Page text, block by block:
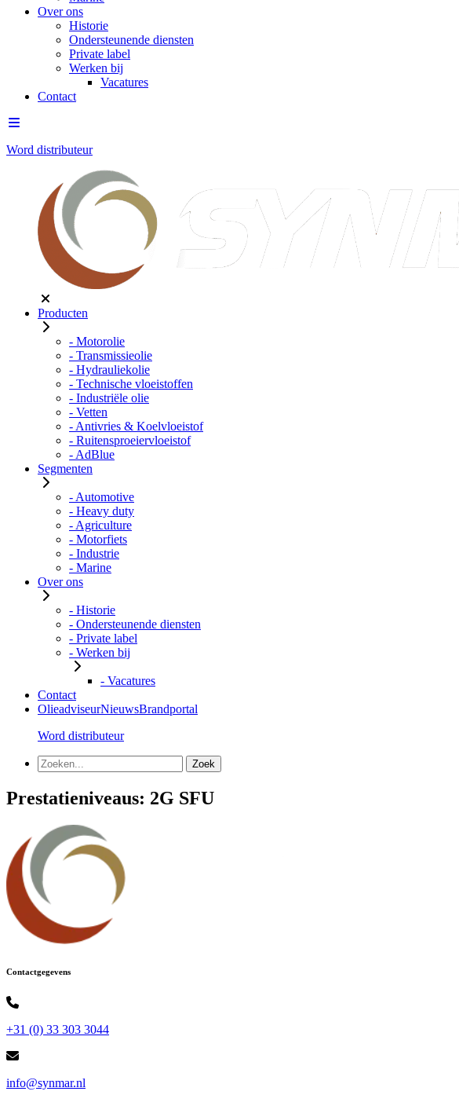
Over ons
Historie
Ondersteunende diensten
Private label
Werken bij
Vacatures
Contact
Word distributeur
Producten
- Motorolie
- Transmissieolie
- Hydrauliekolie
- Technische vloeistoffen
- Industriële olie
- Vetten
- Antivries & Koelvloeistof
- Ruitensproeiervloeistof
- AdBlue
Segmenten
- Automotive
- Heavy duty
- Agriculture
- Motorfiets
- Industrie
- Marine
Over ons
- Historie
- Ondersteunende diensten
- Private label
- Werken bij
- Vacatures
Contact
OlieadviseurNieuwsBrandportal
Word distributeur
Prestatieniveaus: 2G SFU
Contactgegevens
+31 (0) 33 303 3044
info@synmar.nl